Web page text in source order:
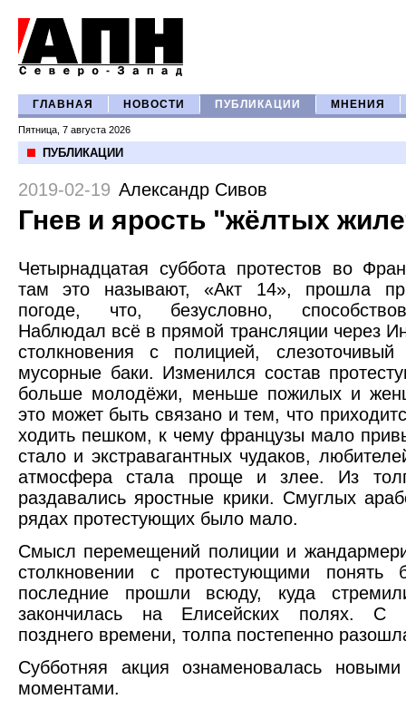
ГЛАВНАЯ НОВОСТИ ПУБЛИКАЦИИ МНЕНИЯ
Пятница, 7 августа 2026
ПУБЛИКАЦИИ
2019-02-19 Александр Сивов
Гнев и ярость "жёлтых
Четырнадцатая суббота протестов во
там это называют, «Акт 14», прошла
погоде, что, безусловно,
Наблюдал всё в прямой трансляции через
столкновения с полицией,
мусорные баки. Изменился состав
больше молодёжи, меньше пожилых и
это может быть связано и тем, что
ходить пешком, к чему французы мало
стало и экстравагантных чудаков,
атмосфера стала проще и злее. Из
раздавались яростные крики. Смуглых
рядах протестующих было мало.
Смысл перемещений полиции и
столкновении с протестующими понять
последние прошли всюду, куда
закончилась на Елисейских полях. С
позднего времени, толпа постепенно
Субботняя акция ознаменовалась
моментами.